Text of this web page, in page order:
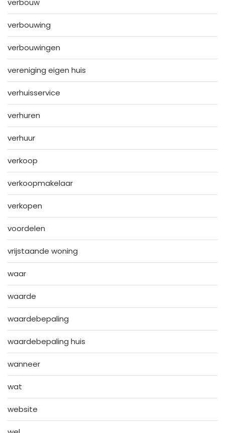
verbouwing
verbouwingen
vereniging eigen huis
verhuisservice
verhuren
verhuur
verkoop
verkoopmakelaar
verkopen
voordelen
vrijstaande woning
waar
waarde
waardebepaling
waardebepaling huis
wanneer
wat
website